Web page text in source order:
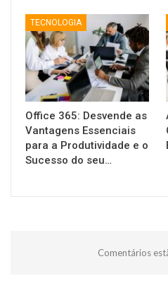
TECNOLOGIA
Office 365: Desvende as
Vantagens Essenciais
para a Produtividade e o
Sucesso do seu…
Comentários